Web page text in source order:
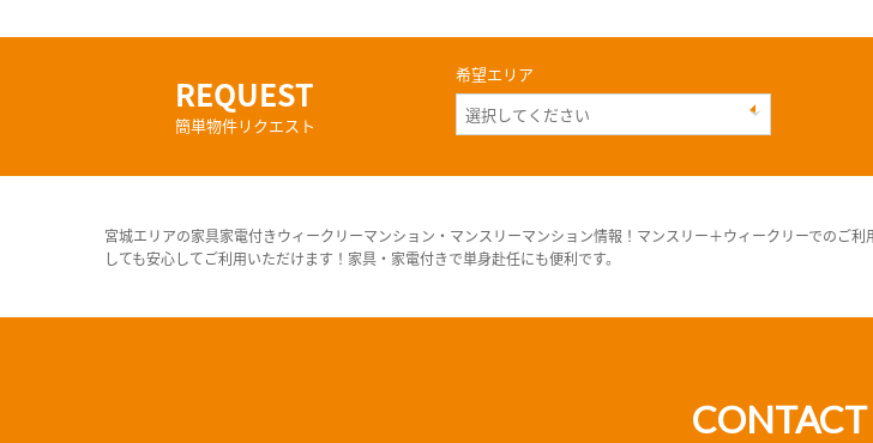
REQUEST
簡単物件リクエスト
希望エリア
宮城エリアの家具家電付きウィークリーマンション・マンスリーマンション情報！マンスリー＋ウィークリーでのご
しても安心してご利用いただけます！家具・家電付きで単身赴任にも便利です。
CONTACT